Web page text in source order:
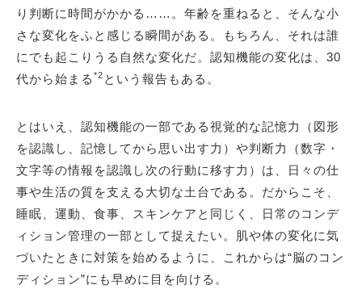
り判断に時間がかかる……。年齢を重ねると、そんな小
さな変化をふと感じる瞬間がある。もちろん、それは誰
にでも起こりうる自然な変化だ。認知機能の変化は、30
代から始まる *2 という報告もある。
とはいえ、認知機能の一部である視覚的な記憶力（図形
を認識し、記憶してから思い出す力）や判断力（数字・
文字等の情報を認識し次の行動に移す力）は、日々の仕
事や生活の質を支える大切な土台である。だからこそ、
睡眠、運動、食事、スキンケアと同じく、日常のコンデ
ィション管理の一部として捉えたい。肌や体の変化に気
づいたときに対策を始めるように、これからは“脳のコン
ディション”にも早めに目を向ける。